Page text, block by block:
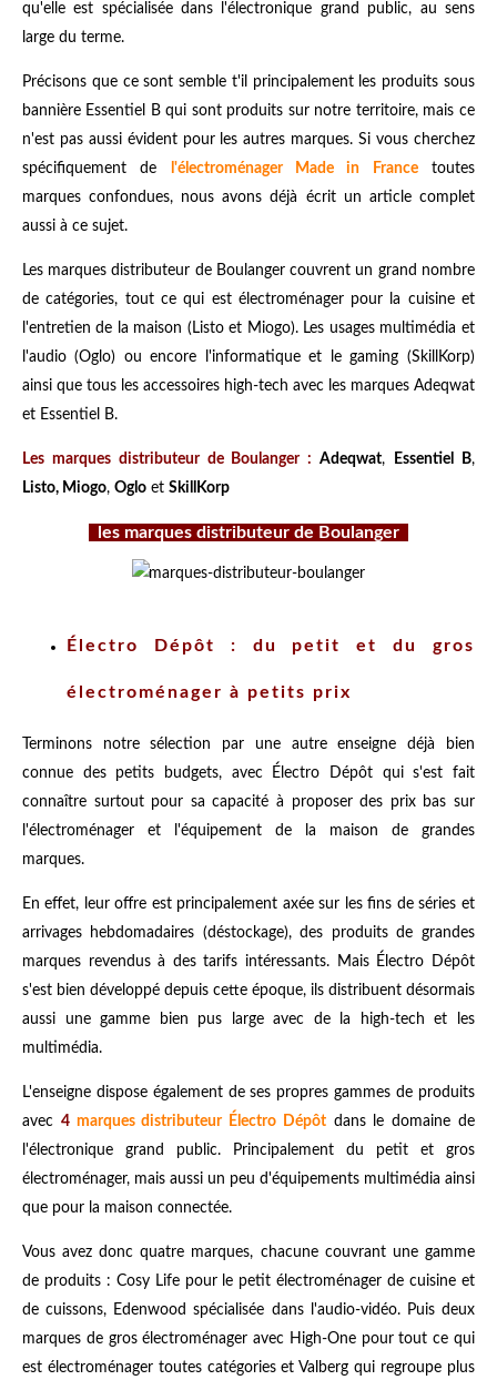
qu'elle est spécialisée dans l'électronique grand public, au sens
large du terme.
Précisons que ce sont semble t'il principalement les produits sous
bannière Essentiel B qui sont produits sur notre territoire, mais ce
n'est pas aussi évident pour les autres marques. Si vous cherchez
spécifiquement de
l'électroménager Made in Francetoutes
marques confondues, nous avons déjà écrit un article complet
aussi à ce sujet.
Les marques distributeur de Boulanger couvrent un grand nombre
de catégories, tout ce qui est électroménager pour la cuisine et
l'entretien de la maison (Listo et Miogo). Les usages multimédia et
l'audio (Oglo) ou encore l'informatique et le gaming (SkillKorp)
ainsi que tous les accessoires high-tech avec les marques Adeqwat
et Essentiel B.
Les marques distributeur de Boulanger : Adeqwat, Essentiel B,
Listo, Miogo, Oglo et SkillKorp
les marques distributeur de Boulanger
Électro Dépôt : du petit et du gros
électroménager à petits prix
Terminons notre sélection par une autre enseigne déjà bien
connue des petits budgets, avec Électro Dépôt qui s'est fait
connaître surtout pour sa capacité à proposer des prix bas sur
l'électroménager et l'équipement de la maison de grandes
marques.
En effet, leur offre est principalement axée sur les fins de séries et
arrivages hebdomadaires (déstockage), des produits de grandes
marques revendus à des tarifs intéressants. Mais Électro Dépôt
s'est bien développé depuis cette époque, ils distribuent désormais
aussi une gamme bien pus large avec de la high-tech et les
multimédia.
L'enseigne dispose également de ses propres gammes de produits
avec 4 marques distributeur Électro Dépôtdans le domaine de
l'électronique grand public. Principalement du petit et gros
électroménager, mais aussi un peu d'équipements multimédia ainsi
que pour la maison connectée.
Vous avez donc quatre marques, chacune couvrant une gamme
de produits : Cosy Life pour le petit électroménager de cuisine et
de cuissons, Edenwood spécialisée dans l'audio-vidéo. Puis deux
marques de gros électroménager avec High-One pour tout ce qui
est électroménager toutes catégories et Valberg qui regroupe plus